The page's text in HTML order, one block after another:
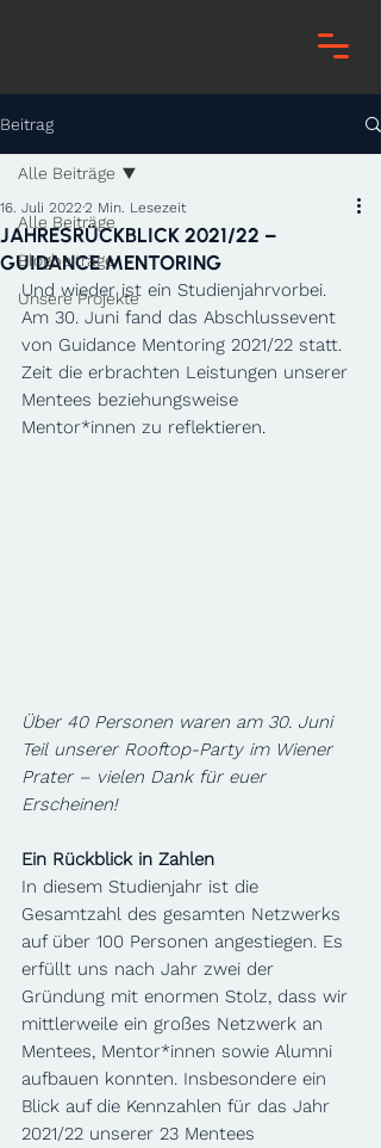
Beitrag
Alle Beiträge
Blogbeiträge
Unsere Projekte
Alle Beiträge
JAHRESRÜCKBLICK 2021/22 –
GUIDANCE MENTORING
16. Juli 2022 2 Min. Lesezeit
Und wieder ist ein Studienjahrvorbei.
Am 30. Juni fand das Abschlussevent
von Guidance Mentoring 2021/22 statt.
Zeit die erbrachten Leistungen unserer
Mentees beziehungsweise
Mentor*innen zu reflektieren.
Über 40 Personen waren am 30. Juni
Teil unserer Rooftop-Party im Wiener
Prater – vielen Dank für euer
Erscheinen!
Ein Rückblick in Zahlen
In diesem Studienjahr ist die
Gesamtzahl des gesamten Netzwerks
auf über 100 Personen angestiegen. Es
erfüllt uns nach Jahr zwei der
Gründung mit enormen Stolz, dass wir
mittlerweile ein großes Netzwerk an
Mentees, Mentor*innen sowie Alumni
aufbauen konnten. Insbesondere ein
Blick auf die Kennzahlen für das Jahr
2021/22 unserer 23 Mentees